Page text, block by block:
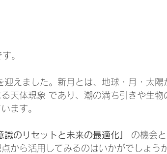
。
迎えました。新月とは、地球・月・太陽
天体現象 であり、潮の満ち引きや生物
ます。
識のリセットと未来の最適化」
の機会
から活用してみるのはいかがでしょう